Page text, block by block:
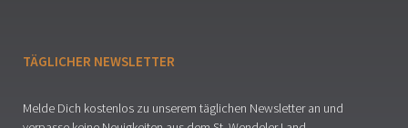
TÄGLICHER NEWSLETTER
Melde Dich kostenlos zu unserem täglichen Newsletter an und